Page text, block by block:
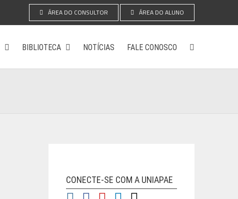
ÁREA DO CONSULTOR ÁREA DO ALUNO
BIBLIOTECA NOTÍCIAS FALE CONOSCO
CONECTE-SE COM A UNIAPAE